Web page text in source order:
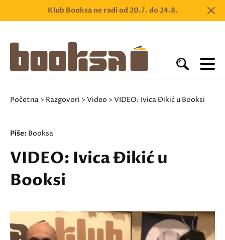
Klub Booksa ne radi od 20.7. do 24.8.
Početna > Razgovori > Video > VIDEO: Ivica Đikić u Booksi
Piše: Booksa
VIDEO: Ivica Đikić u
Booksi